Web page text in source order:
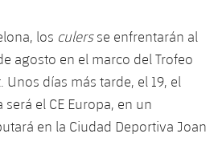
​​los culersse enfrentarán al
agosto en el marco del Trofeo
Unos días más tarde, el 19, el
el CE Europa, en un
en la Ciudad Deportiva Joan